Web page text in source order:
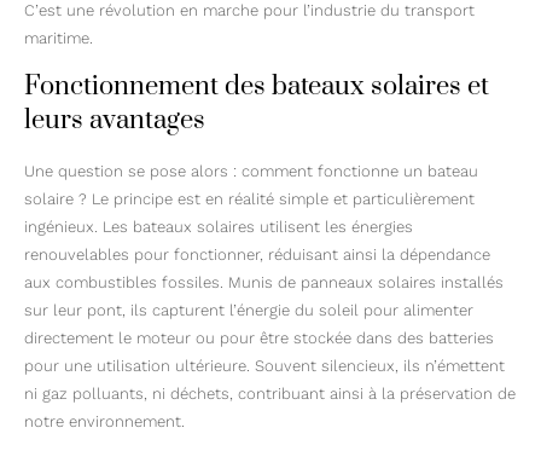
C’est une révolution en marche pour l’industrie du transport
maritime.
Fonctionnement des bateaux solaires et
leurs avantages
Une question se pose alors : comment fonctionne un bateau
solaire ? Le principe est en réalité simple et particulièrement
ingénieux. Les bateaux solaires utilisent les énergies
renouvelables pour fonctionner, réduisant ainsi la dépendance
aux combustibles fossiles. Munis de panneaux solaires installés
sur leur pont, ils capturent l’énergie du soleil pour alimenter
directement le moteur ou pour être stockée dans des batteries
pour une utilisation ultérieure. Souvent silencieux, ils n’émettent
ni gaz polluants, ni déchets, contribuant ainsi à la préservation de
notre environnement.